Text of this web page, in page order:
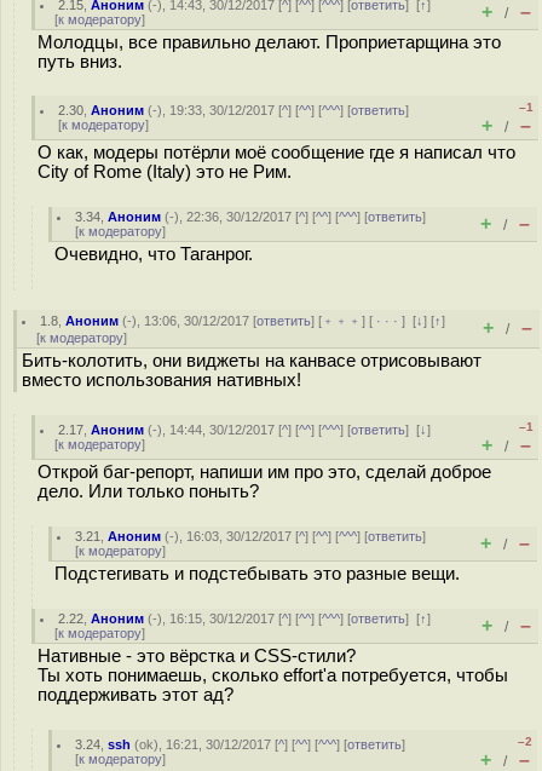
2.15 ,Аноним (-), 14:43, 30/12/2017 [^] [^^] [^^^] [ответить][↑]
[к модератору] + / –
Молодцы, все правильно делают. Проприетарщина это
путь вниз.
2.30 ,Аноним (-), 19:33, 30/12/2017 [^] [^^] [^^^] [ответить]
[к модератору]
–1
+ / –
О как, модеры потёрли моё сообщение где я написал что
City of Rome (Italy) это не Рим.
3.34 ,Аноним (-), 22:36, 30/12/2017 [^] [^^] [^^^] [ответить]
[к модератору] + / –
Очевидно, что Таганрог.
1.8 ,Аноним (-), 13:06, 30/12/2017 [ответить] [ ﹢﹢﹢] [ · · ·][↓] [↑]
[к модератору] + / –
Бить-колотить, они виджеты на канвасе отрисовывают
вместо использования нативных!
2.17 ,Аноним (-), 14:44, 30/12/2017 [^] [^^] [^^^] [ответить][↓]
[к модератору]
–1
+ / –
Открой баг-репорт, напиши им про это, сделай доброе
дело. Или только поныть?
3.21 ,Аноним (-), 16:03, 30/12/2017 [^] [^^] [^^^] [ответить]
[к модератору] + / –
Подстегивать и подстебывать это разные вещи.
2.22 ,Аноним (-), 16:15, 30/12/2017 [^] [^^] [^^^] [ответить][↑]
[к модератору] + / –
Нативные - это вёрстка и CSS-стили?
Ты хоть понимаешь, сколько effort'а потребуется, чтобы
поддерживать этот ад?
3.24 ,ssh (ok), 16:21, 30/12/2017 [^] [^^] [^^^] [ответить]
[к модератору]
–2
+ / –